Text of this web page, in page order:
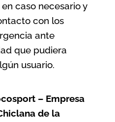
caso necesario y
con los
ante
que pudiera
usuario.
– Empresa
de la